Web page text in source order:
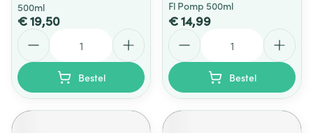
500ml
€ 19,50
Bestel
Fl Pomp 500ml
€ 14,99
Bestel